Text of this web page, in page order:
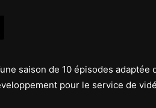
saison de 10 épisodes
pour le service de